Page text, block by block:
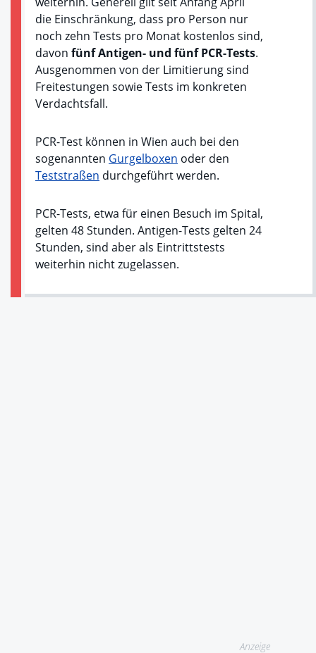
die Einschränkung, dass pro Person nur
noch zehn Tests pro Monat kostenlos sind,
davon fünf Antigen- und fünf PCR-Tests.
Ausgenommen von der Limitierung sind
Freitestungen sowie Tests im konkreten
Verdachtsfall.
PCR-Test können in Wien auch bei den
sogenannten Gurgelboxen oder den
Teststraßen durchgeführt werden.
PCR-Tests, etwa für einen Besuch im Spital,
gelten 48 Stunden. Antigen-Tests gelten 24
Stunden, sind aber als Eintrittstests
weiterhin nicht zugelassen.
Anzeige